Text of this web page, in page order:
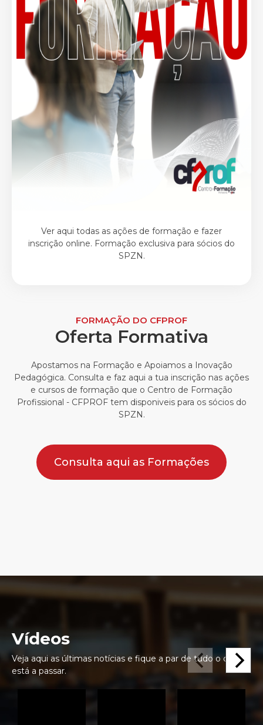
Ver aqui todas as ações de formação e fazer
inscrição online. Formação exclusiva para sócios do
SPZN.
FORMAÇÃO DO CFPROF
Oferta Formativa
Apostamos na Formação e Apoiamos a Inovação
Pedagógica. Consulta e faz aqui a tua inscrição nas ações
e cursos de formação que o Centro de Formação
Profissional - CFPROF tem disponiveis para os sócios do
SPZN.
Consulta aqui as Formações
Vídeos
Veja aqui as últimas notícias e fique a par de tudo o que se
está a passar.